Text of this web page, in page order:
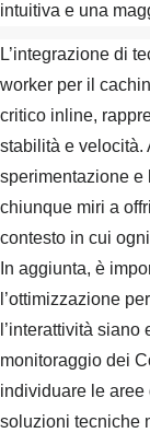
intuitiva e una
L’integrazione di
worker per il
critico inline,
stabilità e velocità.
sperimentazione e
chiunque miri a
contesto in cui
In aggiunta, è
l’ottimizzazione
l’interattività
monitoraggio dei
individuare le
soluzioni tecniche